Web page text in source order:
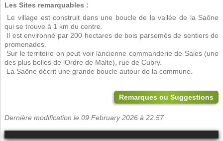
Les Sites remarquables :
 Le village est construit dans une boucle de la vallée de la Saône
qui se trouve à 1 km du centre.
 Il est environné par 200 hectares de bois parsemés de sentiers de
promenades.
 Sur le territoire on peut voir lancienne commanderie de Sales (une
des plus belles de lOrdre de Malte), rue de Cubry.
 La Saône décrit une grande boucle autour de la commune.
Remarques ou Suggestions
Dernière modification le 09 February 2026 à 22:57